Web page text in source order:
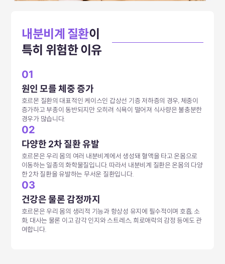
내분비계 질환이
특히 위험한 이유
01
원인 모를 체중 증가
호르몬 질환의 대표적인 케이스인 갑상선 기증 저하증의 경우, 체중이
증가하고 부종이 동반되지만 오히려 식욕이 떨어져 식사량은 불충분한
경우가 많습니다.
02
다양한 2차 질환 유발
호르몬은 우리 몸의 여러 내분비계에서 생성돼 혈액을 타고 온몸으로
이동하는 일종의 화학물질입니다. 따라서 내분비계 질환은 온몸의 다양
한 2차 질환을 유발하는 무서운 질환입니다.
03
건강은 물론 감정까지
호르몬은 우리 몸의 생리적 기능과 항상성 유지에 필수적이며 호흡, 소
화, 대사는 물론 이고 감각 인지와 스트레스, 희로애락의 감정 등에도 관
여합니다.